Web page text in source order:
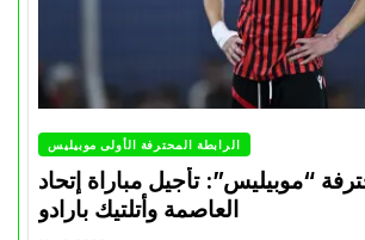
الرابطة المحترفة الأولى موبيليس
“موبيليس”: تأجيل مباراة إتحاد
العاصمة وأتلتيك بارادو